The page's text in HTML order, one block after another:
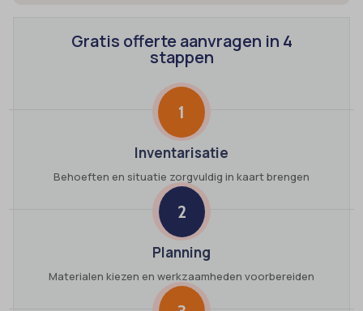
Gratis offerte aanvragen in 4
stappen
1
Inventarisatie
Behoeften en situatie zorgvuldig in kaart brengen
2
Planning
Materialen kiezen en werkzaamheden voorbereiden